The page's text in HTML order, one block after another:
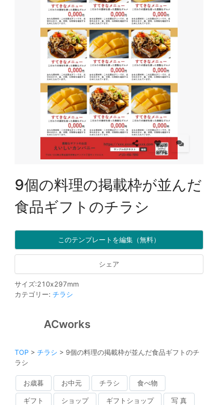
9個の料理の掲載枠が並んだ
食品ギフトのチラシ
このテンプレートを編集（無料）
シェア
サイズ:210x297mm
カテゴリー: チラシ
ACworks
TOP > チラシ > 9個の料理の掲載枠が並んだ食品ギフトのチ
ラシ
お歳暮 お中元 チラシ 食べ物
ギフト ショップ ギフトショップ 写 真